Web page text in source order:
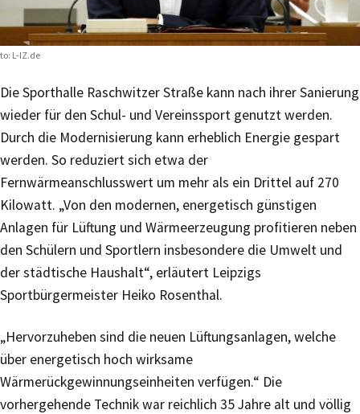
L-IZ.de
Die Sporthalle Raschwitzer Straße kann nach ihrer Sanierung
wieder für den Schul- und Vereinssport genutzt werden.
Durch die Modernisierung kann erheblich Energie gespart
werden. So reduziert sich etwa der
Fernwärmeanschlusswert um mehr als ein Drittel auf 270
Kilowatt. „Von den modernen, energetisch günstigen
Anlagen für Lüftung und Wärmeerzeugung profitieren neben
den Schülern und Sportlern insbesondere die Umwelt und
der städtische Haushalt“, erläutert Leipzigs
Sportbürgermeister Heiko Rosenthal.
„Hervorzuheben sind die neuen Lüftungsanlagen, welche
über energetisch hoch wirksame
Wärmerückgewinnungseinheiten verfügen.“ Die
vorhergehende Technik war reichlich 35 Jahre alt und völlig